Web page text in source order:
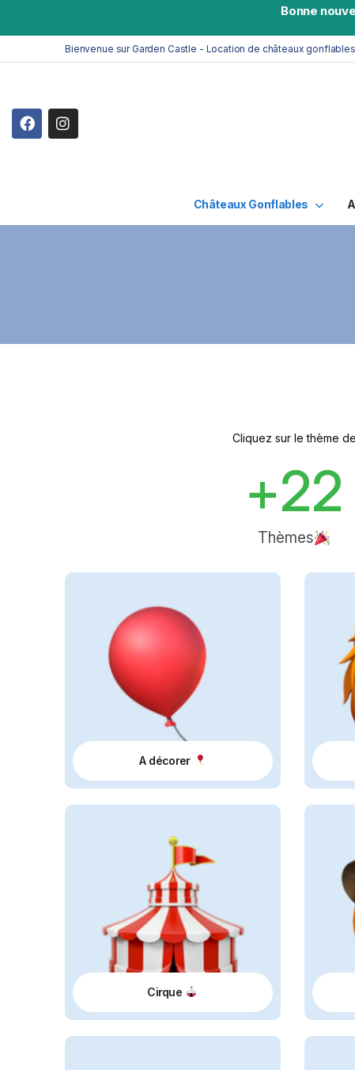
Bonne
Bienvenue sur Garden Castle - Location de châteaux gonflables
Châteaux Gonflables
Cliquez sur le thème
Thèmes
+22
A décorer
Cirque